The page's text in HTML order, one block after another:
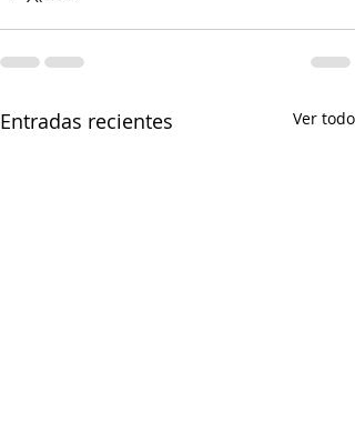
Entradas recientes Ver todo